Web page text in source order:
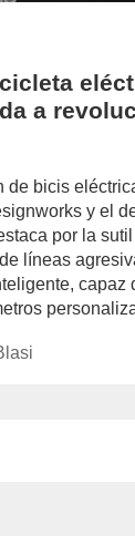
a
de bicis
y el
por la
líneas
capaz